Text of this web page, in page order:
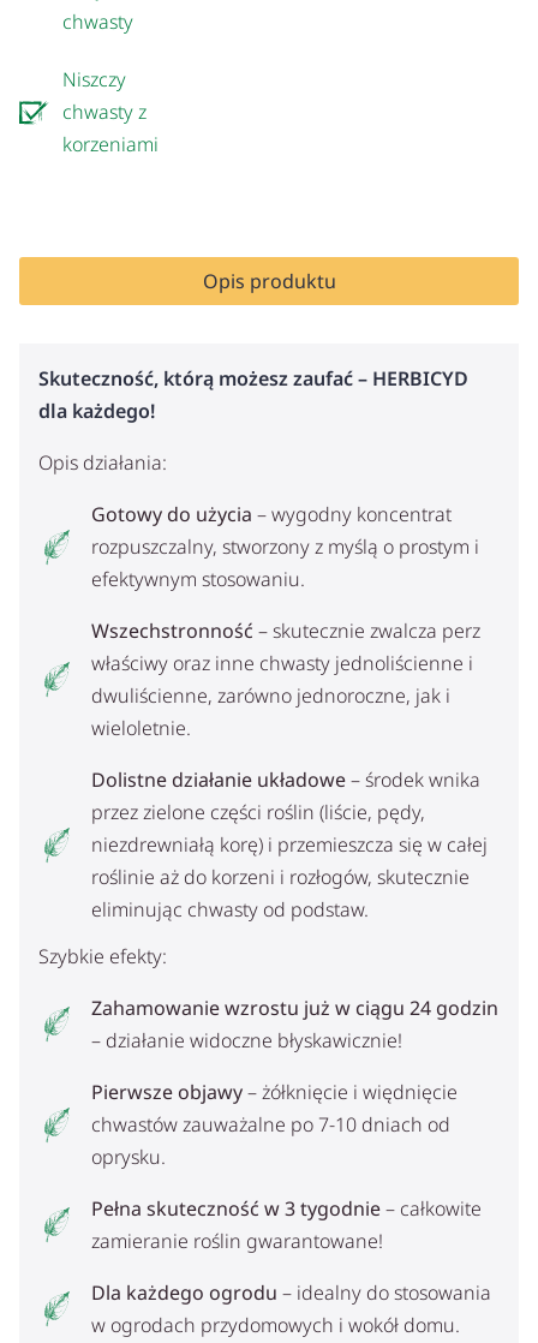
chwasty
Niszczy
chwasty z
korzeniami
Opis produktu
Skuteczność, którą możesz zaufać – HERBICYD
dla każdego!
Opis działania:
Gotowy do użycia – wygodny koncentrat
rozpuszczalny, stworzony z myślą o prostym i
efektywnym stosowaniu.
Wszechstronność – skutecznie zwalcza perz
właściwy oraz inne chwasty jednoliścienne i
dwuliścienne, zarówno jednoroczne, jak i
wieloletnie.
Dolistne działanie układowe– środek wnika
przez zielone części roślin (liście, pędy,
niezdrewniałą korę) i przemieszcza się w całej
roślinie aż do korzeni i rozłogów, skutecznie
eliminując chwasty od podstaw.
Szybkie efekty:
Zahamowanie wzrostu już w ciągu 24 godzin
– działanie widoczne błyskawicznie!
Pierwsze objawy– żółknięcie i więdnięcie
chwastów zauważalne po 7-10 dniach od
oprysku.
Pełna skuteczność w 3 tygodnie– całkowite
zamieranie roślin gwarantowane!
Dla każdego ogrodu – idealny do stosowania
w ogrodach przydomowych i wokół domu.